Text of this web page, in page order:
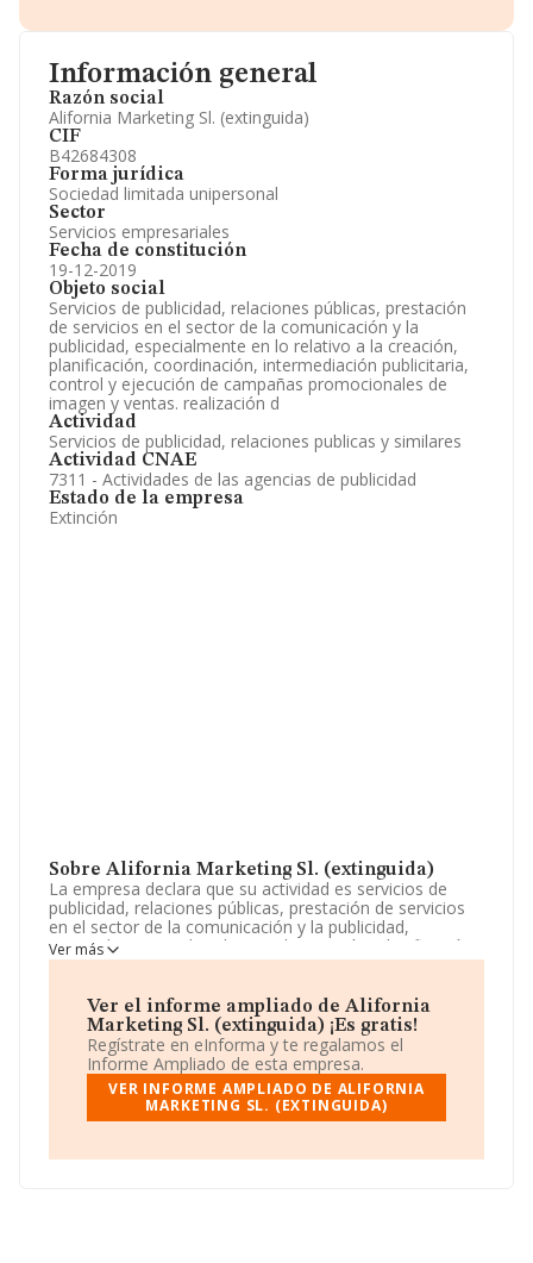
Información general
Razón social
Alifornia Marketing Sl. (extinguida)
CIF
B42684308
Forma jurídica
Sociedad limitada unipersonal
Sector
Servicios empresariales
Fecha de constitución
19-12-2019
Objeto social
Servicios de publicidad, relaciones públicas, prestación
de servicios en el sector de la comunicación y la
publicidad, especialmente en lo relativo a la creación,
planificación, coordinación, intermediación publicitaria,
control y ejecución de campañas promocionales de
imagen y ventas. realización d
Actividad
Servicios de publicidad, relaciones publicas y similares
Actividad CNAE
7311 - Actividades de las agencias de publicidad
Estado de la empresa
Extinción
Sobre Alifornia Marketing Sl. (extinguida)
La empresa declara que su actividad es servicios de
publicidad, relaciones públicas, prestación de servicios
en el sector de la comunicación y la publicidad,
especialmente en lo relativo a la creación, planificación,
coordinación, intermediación publicitaria, control y
ventas. realización d. La empresa es una Sociedad
Limitada. Clasifica su actividad CNAE como 'Agencias de
publicidad', código 7311. La sociedad no tiene actividad
en mercados exteriores.
La empresaAlifornia Marketing S.L. (extinguida)
con CIF B42684308, está situada en Calle Paraguay
Alicante, Comunidad Valenciana.
Ver más
Ver el informe ampliado de Alifornia
Marketing Sl. (extinguida) ¡Es gratis!
Regístrate en eInforma y te regalamos el
Informe Ampliado de esta empresa.
VER INFORME AMPLIADO DE ALIFORNIA
MARKETING SL. (EXTINGUIDA)
Información oficial y registral complementaria.